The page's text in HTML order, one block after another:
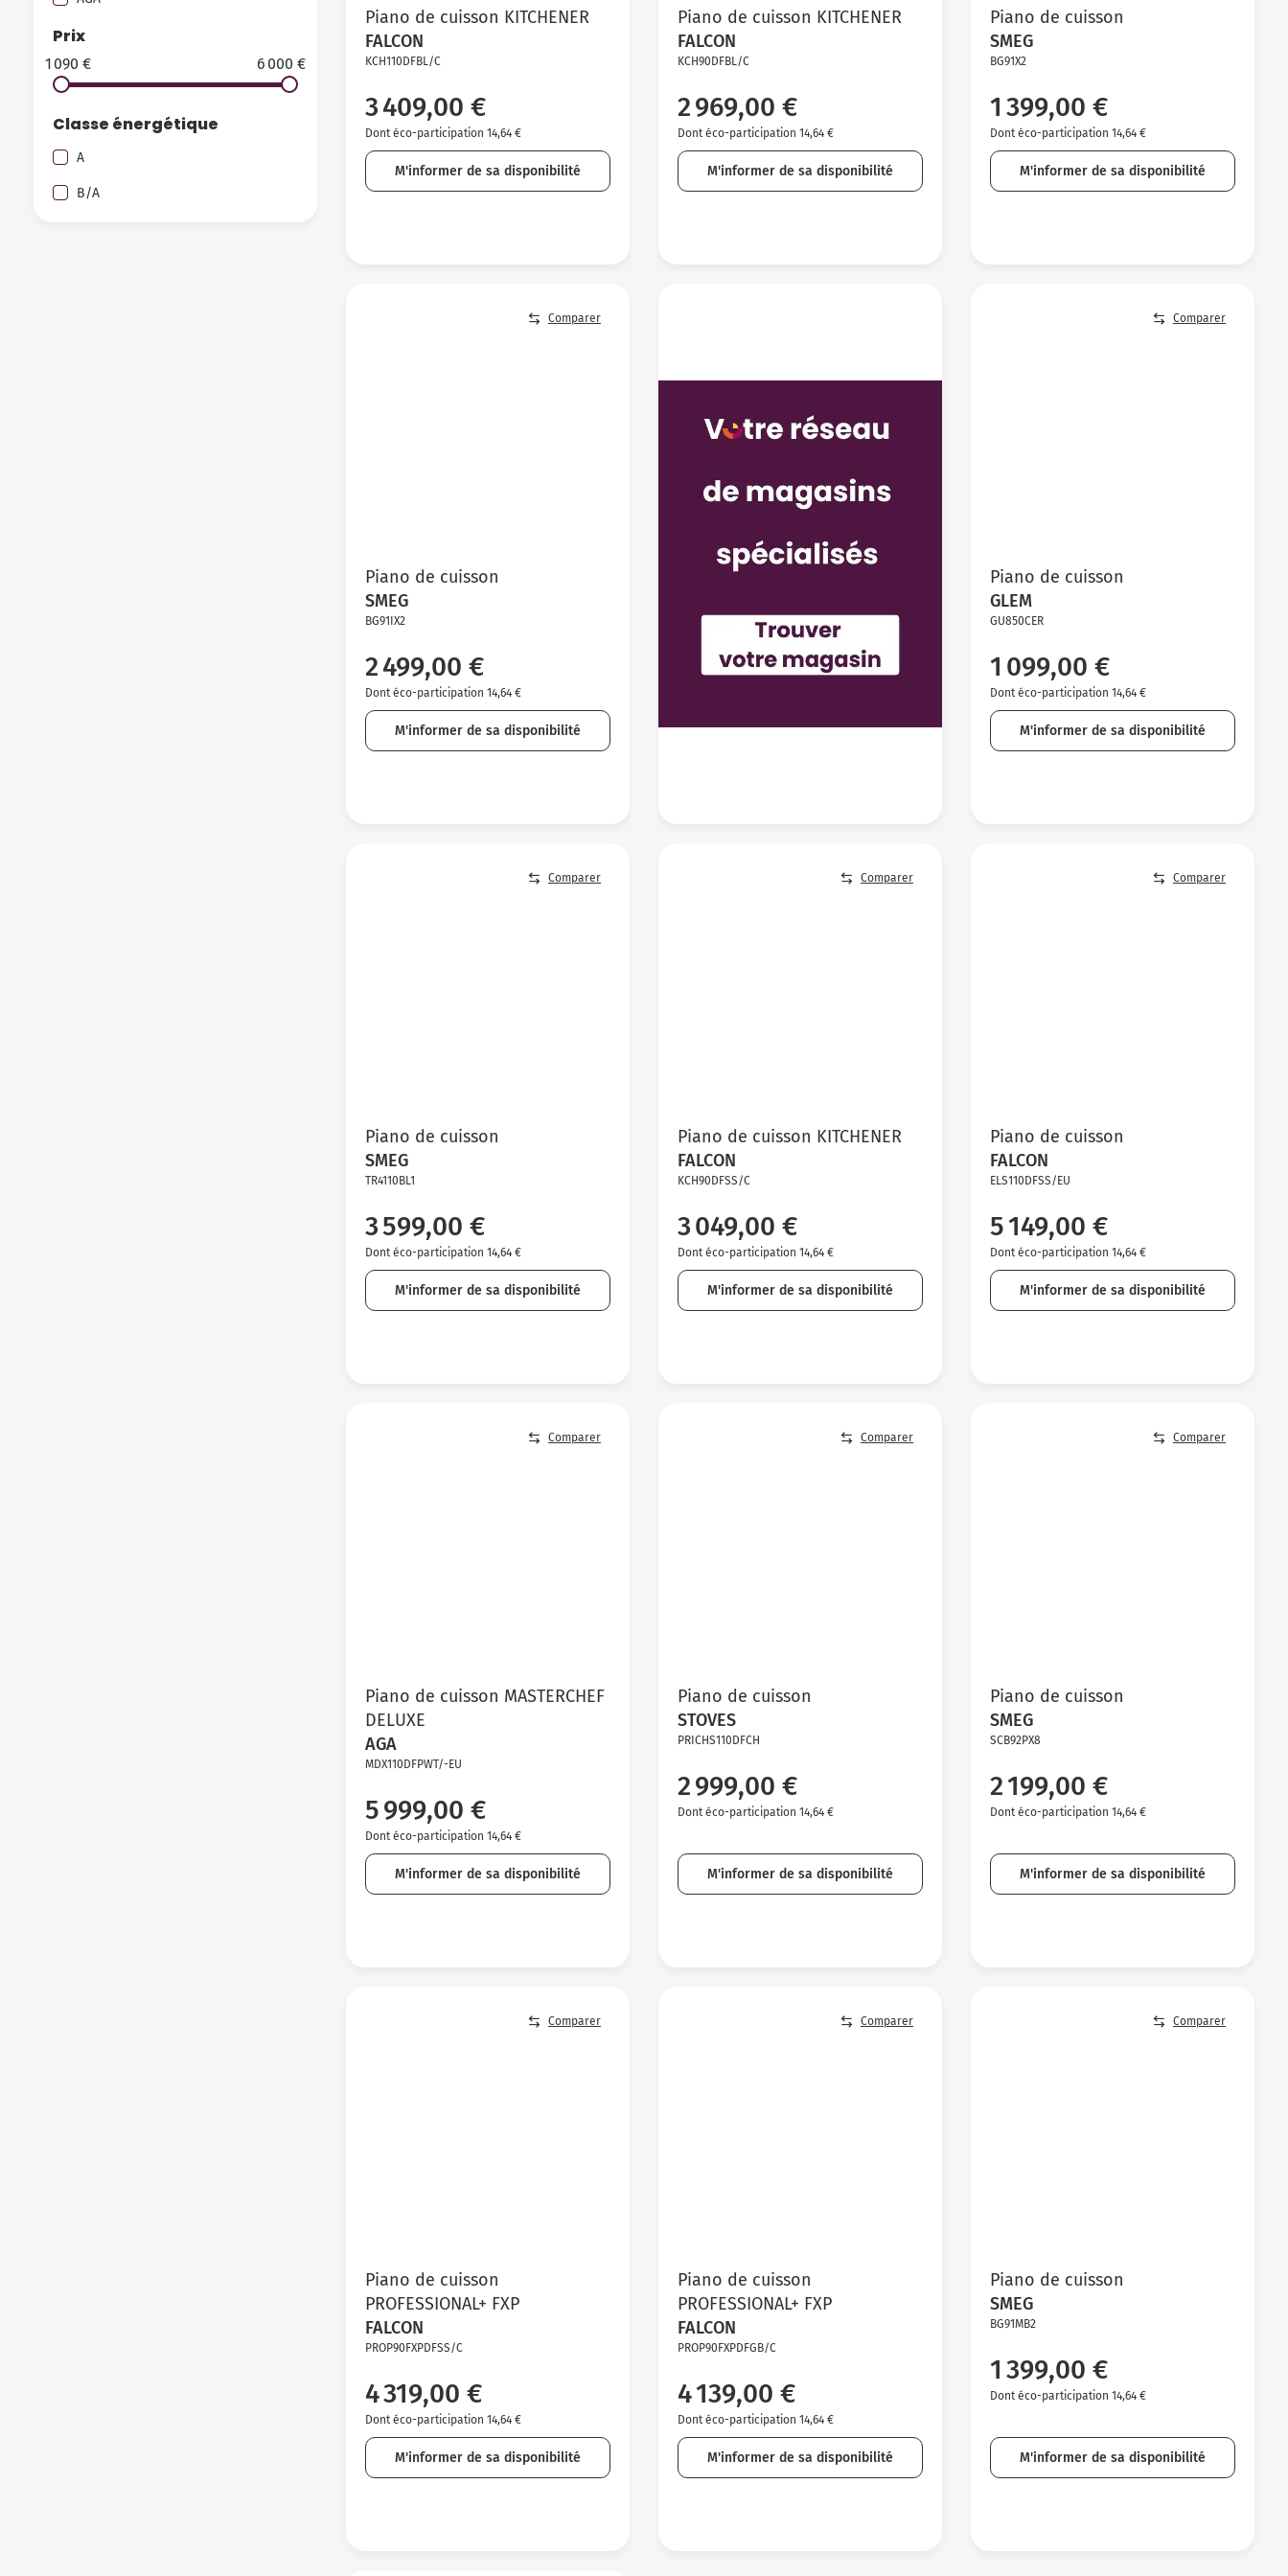
Prix
1 090 € 6 000 €
Classe énergétique
A
B/A
Piano de cuisson KITCHENER
FALCON
KCH110DFBL/C
3 409,00 €
Dont éco-participation 14,64 €
M'informer de sa disponibilité
Piano de cuisson KITCHENER
FALCON
KCH90DFBL/C
2 969,00 €
Dont éco-participation 14,64 €
M'informer de sa disponibilité
Piano de cuisson
SMEG
BG91X2
1 399,00 €
Dont éco-participation 14,64 €
M'informer de sa disponibilité
Comparer
Piano de cuisson
SMEG
BG91IX2
2 499,00 €
Dont éco-participation 14,64 €
M'informer de sa disponibilité
Comparer
Piano de cuisson
GLEM
GU850CER
1 099,00 €
Dont éco-participation 14,64 €
M'informer de sa disponibilité
Comparer
Piano de cuisson
SMEG
TR4110BL1
3 599,00 €
Dont éco-participation 14,64 €
M'informer de sa disponibilité
Comparer
Piano de cuisson KITCHENER
FALCON
KCH90DFSS/C
3 049,00 €
Dont éco-participation 14,64 €
M'informer de sa disponibilité
Comparer
Piano de cuisson
FALCON
ELS110DFSS/EU
5 149,00 €
Dont éco-participation 14,64 €
M'informer de sa disponibilité
Comparer
Piano de cuisson MASTERCHEF
DELUXE
AGA
MDX110DFPWT/-EU
5 999,00 €
Dont éco-participation 14,64 €
M'informer de sa disponibilité
Comparer
Piano de cuisson
STOVES
PRICHS110DFCH
2 999,00 €
Dont éco-participation 14,64 €
M'informer de sa disponibilité
Comparer
Piano de cuisson
SMEG
SCB92PX8
2 199,00 €
Dont éco-participation 14,64 €
M'informer de sa disponibilité
Comparer
Piano de cuisson
PROFESSIONAL+ FXP
FALCON
PROP90FXPDFSS/C
4 319,00 €
Dont éco-participation 14,64 €
M'informer de sa disponibilité
Comparer
Piano de cuisson
PROFESSIONAL+ FXP
FALCON
PROP90FXPDFGB/C
4 139,00 €
Dont éco-participation 14,64 €
M'informer de sa disponibilité
Comparer
Piano de cuisson
SMEG
BG91MB2
1 399,00 €
Dont éco-participation 14,64 €
M'informer de sa disponibilité